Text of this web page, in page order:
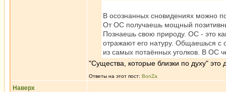
В осознанных сновидениях можно
От ОС получаешь мощный
Познаешь свою природу. ОС - это
отражают его натуру. Общаешься с
из самых потаённых уголков. В ОС
"Существа, которые близки по духу"
Ответы на этот пост: BonZa
Наверх